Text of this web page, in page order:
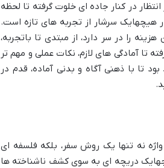
در کنار جاده ای خلوت گرفته تا لحظه
هیچهایک سرشار از تجربه های تازه است.
را در سر دارد، از مبتدی تا باتجربه،
تا آمادگی های لازم، نکات عملی و مهم تر
تا با ذهنی آگاه و بدنی آماده، قدم در
نه تنها یک روش سفر، بلکه فلسفه ای
دریچه ای به سوی کشف ناشناخته ها